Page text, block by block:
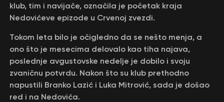
klub, tim i navijače, označila je početak kraja
Nedovićeve epizode u Crvenoj zvezdi.
Tokom leta bilo je očigledno da se nešto menja, a
ono što je mesecima delovalo kao tiha najava,
poslednje avgustovske nedelje je dobilo i svoju
zvaničnu potvrdu. Nakon što su klub prethodno
napustili Branko Lazić i Luka Mitrović, sada je došao
red i na Nedovića.